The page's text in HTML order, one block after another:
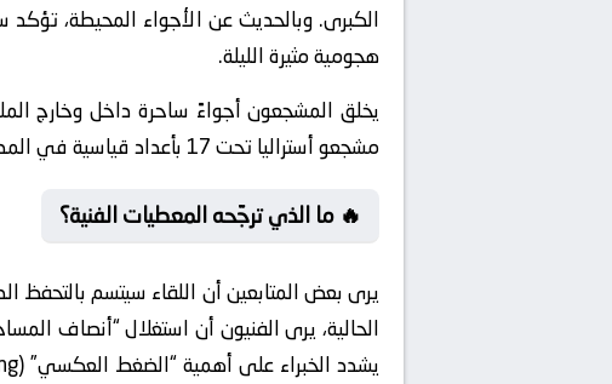
الكبرى. وبالحديث عن الأجواء المحيطة، تؤكد
هجومية مثيرة الليلة.
يخلق المشجعون أجواءً ساحرة داخل وخارج
مشجعو أستراليا تحت 17 بأعداد قياسية في المدرجات، مقدمين دعماً معنوياً هائلاً للاعبين منذ لحظة الإحماء.
🔥 ما الذي ترجّحه المعطيات الفنية؟